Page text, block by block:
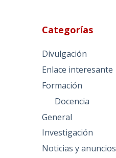
Categorías
Divulgación
Enlace interesante
Formación
Docencia
General
Investigación
Noticias y anuncios